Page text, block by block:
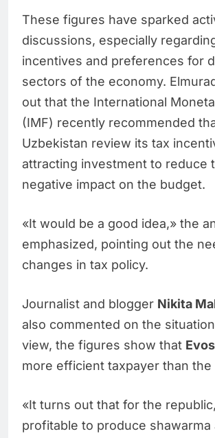
These figures have sparked
discussions, especially
incentives and preferences for
sectors of the economy.
out that the International
(IMF) recently recommended
Uzbekistan review its tax
attracting investment to reduce
negative impact on the budget.
«It would be a good idea,» the
emphasized, pointing out the
changes in tax policy.
Journalist and blogger Nikita
also commented on the
view, the figures show that Evos
more efficient taxpayer than the
«It turns out that for the
profitable to produce shawarma